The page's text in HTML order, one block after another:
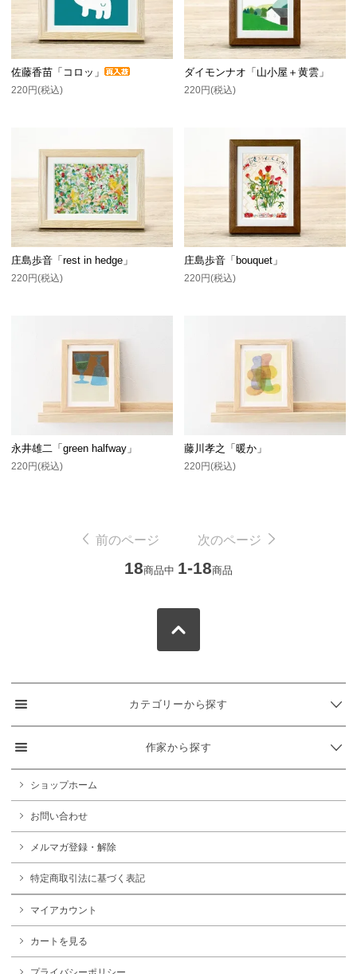
佐藤香苗「コロッ」
220円(税込)
ダイモンナオ「山小屋＋黄雲」
220円(税込)
庄島歩音「rest in hedge」
220円(税込)
庄島歩音「bouquet」
220円(税込)
永井雄二「green halfway」
220円(税込)
藤川孝之「暖か」
220円(税込)
前のページ 次のページ
18商品中 1-18商品
カテゴリーから探す
作家から探す
ショップホーム
お問い合わせ
メルマガ登録・解除
特定商取引法に基づく表記
マイアカウント
カートを見る